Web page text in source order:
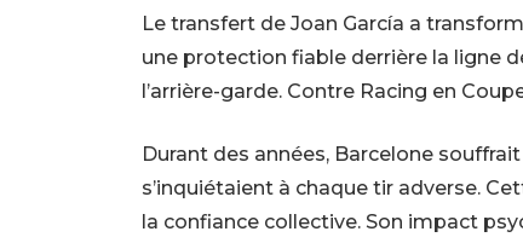
Le transfert de Joan García a
une protection fiable derrière la ligne
l’arrière-garde. Contre Racing en
Durant des années, Barcelone
s’inquiétaient à chaque tir adverse.
la confiance collective. Son impact